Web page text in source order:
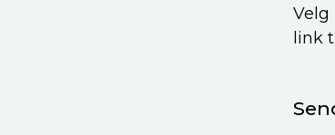
Velg
link